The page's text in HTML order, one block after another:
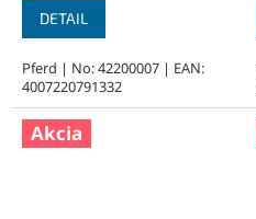
DETAIL
Pferd | No: 42200007 | EAN:
4007220791332
Akcia